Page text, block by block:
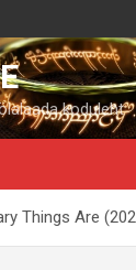
koduleht
Things Are